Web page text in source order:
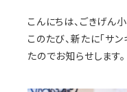
こんにちは、ごきげん
このたび、新たに「サ
たのでお知らせします。